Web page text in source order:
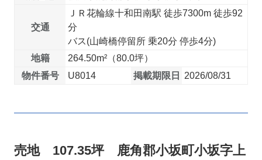
交通
ＪＲ花輪線十和田南駅 徒歩7300m 徒歩92
分
バス(山崎橋停留所 乗20分 停歩4分)
地籍
264.50m²（80.0坪）
物件番号
U8014 掲載期限日 2026/08/31
売地 107.35坪 鹿角郡小坂町小坂字上